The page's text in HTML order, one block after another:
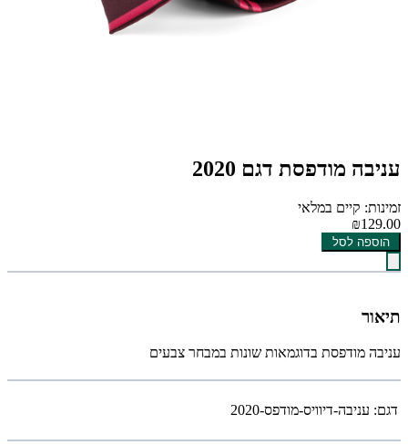
עניבה מודפסת דגם 2020
זמינות: קיים במלאי
₪129.00
הוספה לסל
תיאור
עניבה מודפסת בדוגמאות שונות במבחר צבעים
דגם: עניבה-דיוויס-מודפס-2020